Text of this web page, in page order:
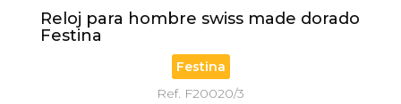
Reloj para hombre swiss made dorado
Festina
Festina
Ref. F20020/3